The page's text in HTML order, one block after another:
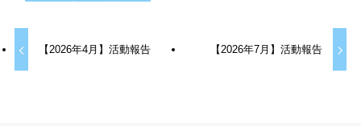
【2026年4月】活動報告 【2026年7月】活動報告